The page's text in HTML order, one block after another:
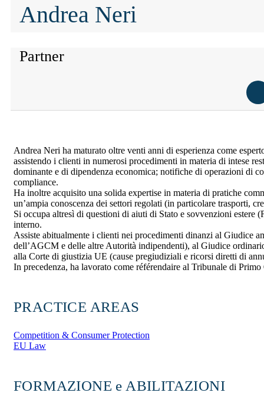
Andrea Neri
Partner
Andrea Neri ha maturato oltre venti anni di esperienza come
assistendo i clienti in numerosi procedimenti in materia di intese
dominante e di dipendenza economica; notifiche di operazioni di
compliance.
Ha inoltre acquisito una solida expertise in materia di pratiche
un’ampia conoscenza dei settori regolati (in particolare trasporti,
Si occupa altresì di questioni di aiuti di Stato e sovvenzioni estere
interno.
Assiste abitualmente i clienti nei procedimenti dinanzi al Giudice
dell’AGCM e delle altre Autorità indipendenti), al Giudice
alla Corte di giustizia UE (cause pregiudiziali e ricorsi diretti di
In precedenza, ha lavorato come référendaire al Tribunale di
Competition & Consumer Protection
EU Law
PRACTICE AREAS
FORMAZIONE e ABILITAZIONI